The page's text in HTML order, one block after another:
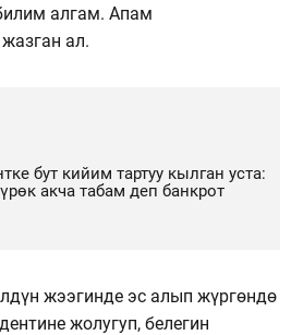
алгам. Апам
ал.
бут кийим тартуу кылган уста:
акча табам деп банкрот
жээгинде эс алып жүргөндө
жолугуп, белегин